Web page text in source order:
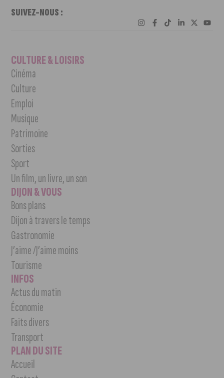
SUIVEZ-NOUS :
CULTURE & LOISIRS
Cinéma
Culture
Emploi
Musique
Patrimoine
Sorties
Sport
Un film, un livre, un son
DIJON & VOUS
Bons plans
Dijon à travers le temps
Gastronomie
J’aime /J’aime moins
Tourisme
INFOS
Actus du matin
Économie
Faits divers
Transport
PLAN DU SITE
Accueil